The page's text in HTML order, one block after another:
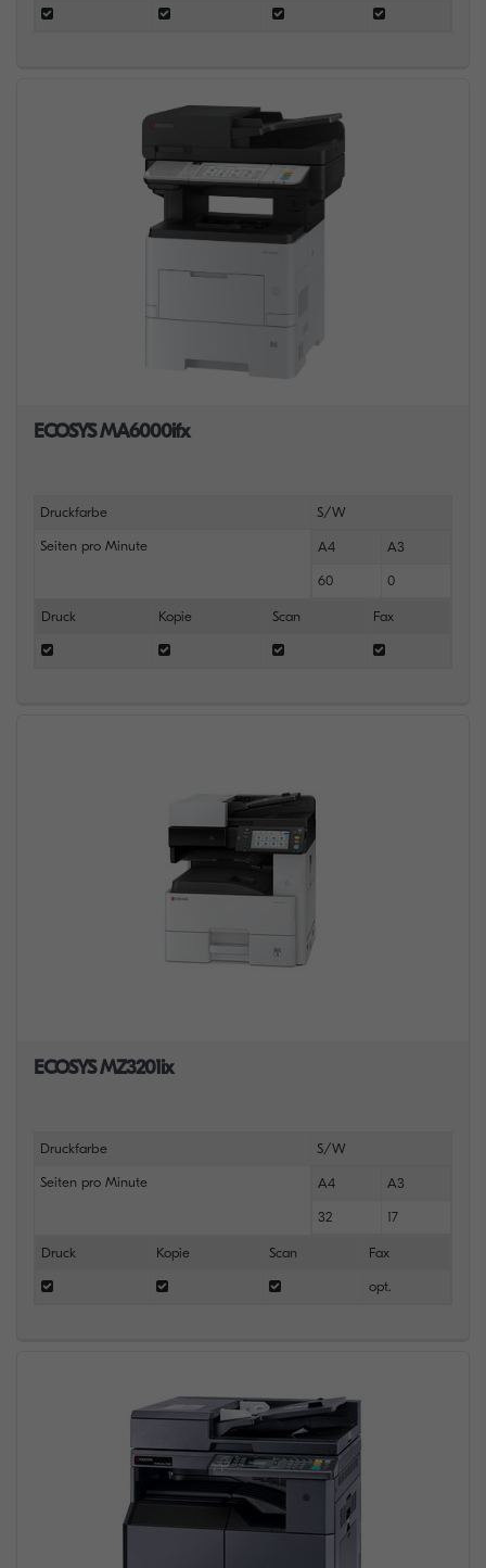
ECOSYS MA6000ifx
Druckfarbe S/W
Seiten pro Minute A4 A3
60 0
Druck Kopie Scan Fax
ECOSYS MZ3201ix
Druckfarbe S/W
Seiten pro Minute A4 A3
32 17
Druck Kopie Scan Fax
opt.